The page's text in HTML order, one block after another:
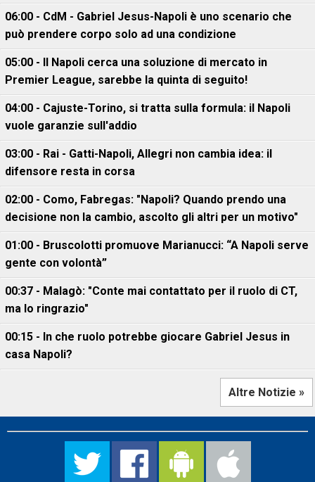
06:00 - CdM - Gabriel Jesus-Napoli è uno scenario che
può prendere corpo solo ad una condizione
05:00 - Il Napoli cerca una soluzione di mercato in
Premier League, sarebbe la quinta di seguito!
04:00 - Cajuste-Torino, si tratta sulla formula: il Napoli
vuole garanzie sull'addio
03:00 - Rai - Gatti-Napoli, Allegri non cambia idea: il
difensore resta in corsa
02:00 - Como, Fabregas: "Napoli? Quando prendo una
decisione non la cambio, ascolto gli altri per un motivo"
01:00 - Bruscolotti promuove Marianucci: “A Napoli serve
gente con volontà”
00:37 - Malagò: "Conte mai contattato per il ruolo di CT,
ma lo ringrazio"
00:15 - In che ruolo potrebbe giocare Gabriel Jesus in
casa Napoli?
Altre Notizie »